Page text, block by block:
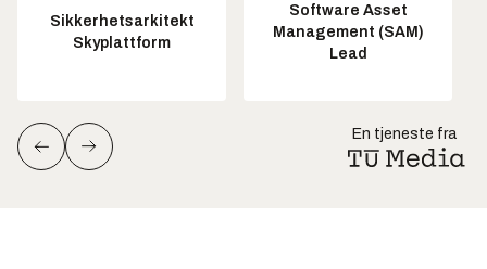
Sikkerhetsarkitekt
Skyplattform
Software Asset
Management (SAM)
Lead
En tjeneste fra